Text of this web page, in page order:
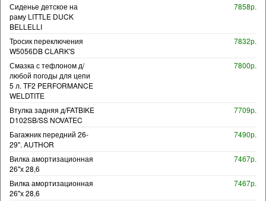
Сиденье детское на
раму LITTLE DUCK
BELLELLI
7858р.
Тросик переключения
W5056DB CLARK'S
7832р.
Смазка с тефлоном д/
любой погоды для цепи
5 л. TF2 PERFORMANCE
WELDTITE
7800р.
Втулка задняя д/FATBIKE
D102SB/SS NOVATEC
7709р.
Багажник передний 26-
29". AUTHOR
7490р.
Вилка амортизационная
26"х 28,6
7467р.
Вилка амортизационная
26"х 28,6
7467р.